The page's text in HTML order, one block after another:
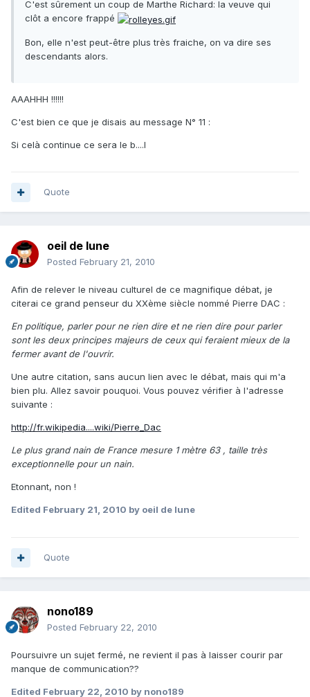
C'est sûrement un coup de Marthe Richard: la veuve qui
clôt a encore frappé
Bon, elle n'est peut-être plus très fraiche, on va dire ses
descendants alors.
AAAHHH !!!!!!
C'est bien ce que je disais au message N° 11 :
Si celà continue ce sera le b....l
Quote
oeil de lune
Posted February 21, 2010
Afin de relever le niveau culturel de ce magnifique débat, je
citerai ce grand penseur du XXème siècle nommé Pierre DAC :
En politique, parler pour ne rien dire et ne rien dire pour parler
sont les deux principes majeurs de ceux qui feraient mieux de la
fermer avant de l'ouvrir.
Une autre citation, sans aucun lien avec le débat, mais qui m'a
bien plu. Allez savoir pouquoi. Vous pouvez vérifier à l'adresse
suivante :
http://fr.wikipedia....wiki/Pierre_Dac
Le plus grand nain de France mesure 1 mètre 63 , taille très
exceptionnelle pour un nain.
Etonnant, non !
Edited February 21, 2010 by oeil de lune
Quote
nono189
Posted February 22, 2010
Poursuivre un sujet fermé, ne revient il pas à laisser courir par
manque de communication??
Edited February 22, 2010 by nono189